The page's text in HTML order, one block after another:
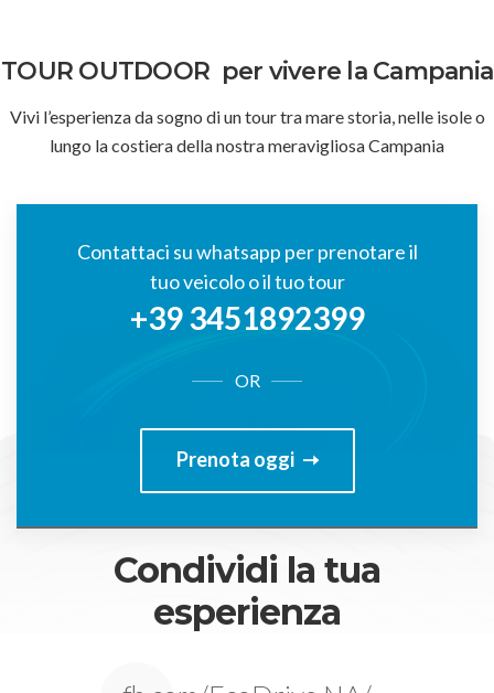
TOUR OUTDOOR per vivere la Campania
Vivi l’esperienza da sogno di un tour tra mare storia, nelle isole o
lungo la costiera della nostra meravigliosa Campania
Contattaci su whatsapp per prenotare il
tuo veicolo o il tuo tour
+39 3451892399
OR
Prenota oggi
Condividi la tua
esperienza